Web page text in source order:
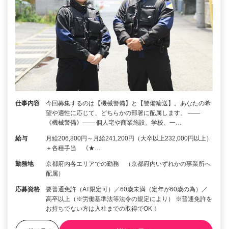
仕事内容
今回募集するのは【機械警備】と【警備輸送】。あなたの希
望や適性に応じて、どちらかの部署に配属します。 ――
《機械警備》―― 個人宅や商業施設、学校、一…
給与
月給206,800円～月給241,200円（大卒以上232,000円以上）
＋各種手当 《★…
勤務地
京都府内各エリアでの勤務 （京都府内いずれかの事業所へ
配属）
応募資格
要普通免許（AT限定可）／60歳未満（定年が60歳の為）／
高卒以上（※労働基準法等法令の規定により） ※普通免許を
お持ちでない方は入社までの取得でOK！